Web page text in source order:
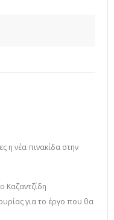
η νέα πινακίδα στην
Καζαντζίδη
για το έργο που θα